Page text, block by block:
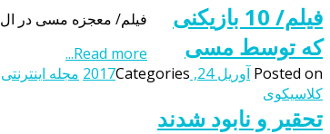
فیلم/ معجزه مسی در ال کلاسیکوی دیشببارسلونا با پیروزی ۳ به ۲ در
Read more...
Posted on آوریل 24, 2017 Categories مجله اینترنتی
کلاسیکوی
فیلم/ 10 بازیکنی
که توسط مسی
تحقیر و نابود شدند